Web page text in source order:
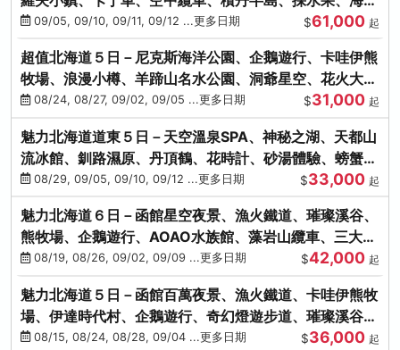
和牛螃蟹放題
09/05, 09/10, 09/11, 09/12 ...更多日期 $61,000 起
超值北海道５日－尼克斯海洋公園、企鵝遊行、卡哇伊熊
牧場、浪漫小樽、羊蹄山名水公園、洞爺星空、花火大
會、螃蟹懷石料理
08/24, 08/27, 09/02, 09/05 ...更多日期 $31,000 起
魅力北海道道東５日－天空溫泉SPA、神秘之湖、天都山
流冰館、釧路濕原、丹頂鶴、花時計、砂湯體驗、螃蟹吃
到飽08/29, 09/05, 09/10, 09/12 ...更多日期 $33,000 起
魅力北海道６日－函館星空夜景、漁火鐵道、璀璨溪谷、
熊牧場、企鵝遊行、AOAO水族館、藻岩山纜車、三大螃
蟹吃到飽
08/19, 08/26, 09/02, 09/09 ...更多日期 $42,000 起
魅力北海道５日－函館百萬夜景、漁火鐵道、卡哇伊熊牧
場、伊達時代村、企鵝遊行、奇幻燈遊步道、璀璨溪谷、
人氣NO1小丑漢堡
08/15, 08/24, 08/28, 09/04 ...更多日期 $36,000 起